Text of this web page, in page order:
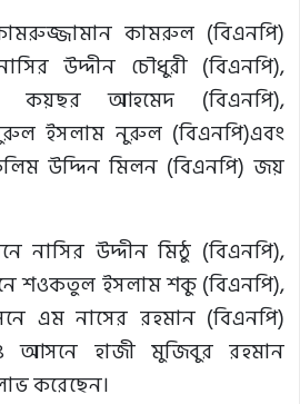
কামরুল (বিএনপি)
উদ্দীন চৌধুরী (বিএনপি),
কয়ছর আহমেদ (বিএনপি),
ইসলাম নুরুল (বিএনপি)এবং
উদ্দিন মিলন (বিএনপি) জয়
নাসির উদ্দীন মিঠু (বিএনপি),
শওকতুল ইসলাম শকু (বিএনপি),
এম নাসের রহমান (বিএনপি)
আসনে হাজী মুজিবুর রহমান
করেছেন।